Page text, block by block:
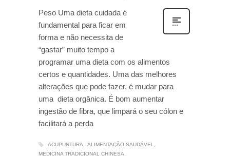
Peso Uma dieta cuidada é
fundamental para ficar em
forma e não necessita de
“gastar” muito tempo a
programar uma dieta com os alimentos
certos e quantidades. Uma das melhores
alterações que pode fazer, é mudar para
uma dieta orgânica. É bom aumentar
ingestão de fibra, que limpará o seu cólon e
facilitará a perda
ACUPUNTURA
ALIMENTAÇÃO SAUDÁVEL
MEDICINA TRADICIONAL CHINESA